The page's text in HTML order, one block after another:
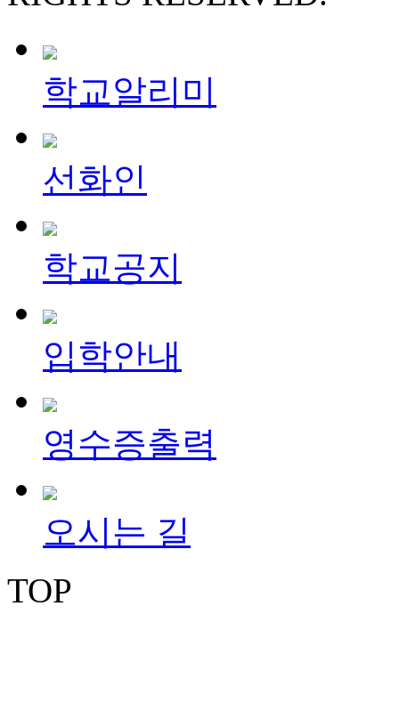
학교알리미
선화인
학교공지
입학안내
영수증출력
오시는 길
TOP